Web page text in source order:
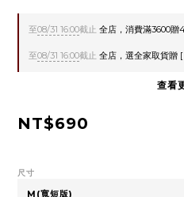
至08/31 16:00截止 全店，消費滿3600
至08/31 16:00截止 全店，選全家取貨贈
查看
NT$690
尺寸